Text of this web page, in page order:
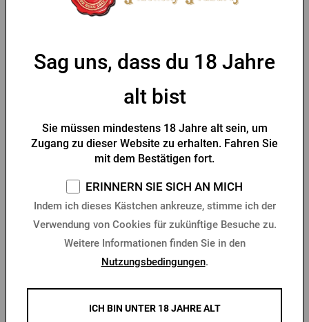
2,69 € Kaufen
Anhänger Pilsner Urquell-
4,39 € Kaufen
-20 %
Herren Poloshirt Šariš
Vorrätig > 10 Stk.
-30 %
Schlüsselring
Vorrätig > 10 Stk.
7,80 €
Sag uns, dass du 18 Jahre
alt bist
Sie müssen mindestens 18 Jahre alt sein, um
Zugang zu dieser Website zu erhalten. Fahren Sie
mit dem Bestätigen fort.
ERINNERN SIE SICH AN MICH
Indem ich dieses Kästchen ankreuze, stimme ich der
Verwendung von Cookies für zukünftige Besuche zu.
Weitere Informationen finden Sie in den
Nutzungsbedingungen.
ICH BIN UNTER 18 JAHRE ALT